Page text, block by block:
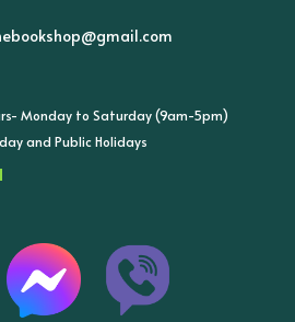
Monday to Saturday (9am-5pm)
and Public Holidays